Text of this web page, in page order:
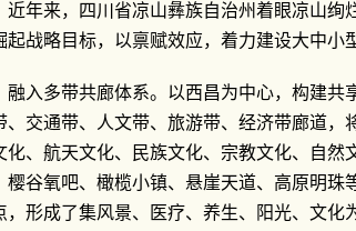
近年来，四川省凉山彝族自治州着眼凉山绚
起战略目标，以禀赋效应，着力建设大中小
融入多带共廊体系。以西昌为中心，构建共
、交通带、人文带、旅游带、经济带廊道，
化、航天文化、民族文化、宗教文化、自然
樱谷氧吧、橄榄小镇、悬崖天道、高原明珠
，形成了集风景、医疗、养生、阳光、文化